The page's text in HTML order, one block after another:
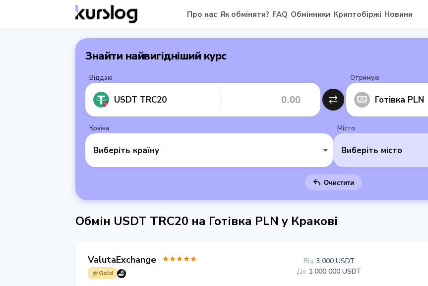
Про нас Як обміняти? FAQ Обмінники Криптобіржі Новини
Знайти найвигідніший курс
Віддаю
USDT TRC20
Отримую
Готівка PLN
Країна
Виберіть країну
Місто
Виберіть місто
Очистити
Обмін USDT TRC20 на Готівка PLN у Кракові
ValutaExchange
Gold
Від 3 000 USDT
До 1 000 000 USDT